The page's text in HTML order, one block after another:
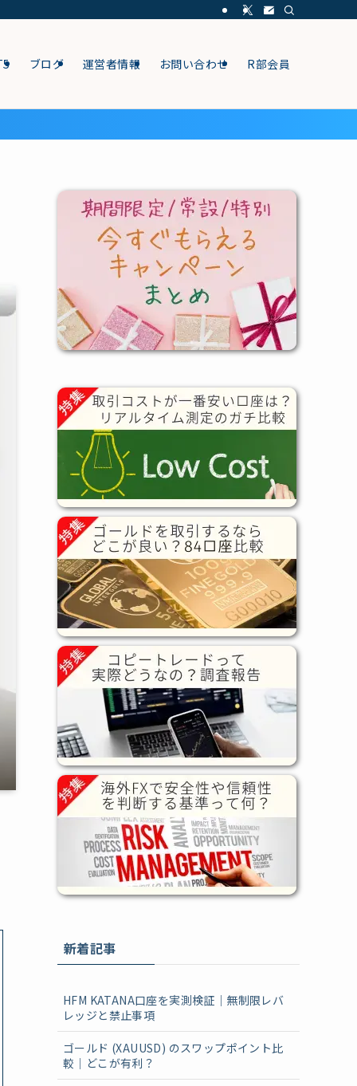
ブログ 運営者情報 お問い合わせ R部会員
新着記事
HFM KATANA口座を実測検証｜無制限レバ
レッジと禁止事項
ゴールド (XAUUSD) のスワップポイント比
較｜どこが有利？